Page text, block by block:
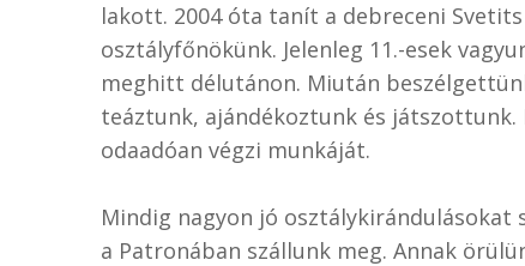
lakott. 2004 óta tanít a debreceni
osztályfőnökünk. Jelenleg 11.-esek
meghitt délutánon. Miután
teáztunk, ajándékoztunk és játszottunk.
odaadóan végzi munkáját.
Mindig nagyon jó osztálykirándulásokat
a Patronában szállunk meg. Annak